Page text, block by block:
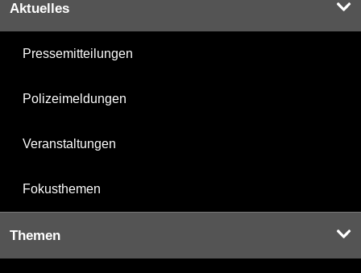
Aktuelles
Pressemitteilungen
Polizeimeldungen
Veranstaltungen
Fokusthemen
Themen